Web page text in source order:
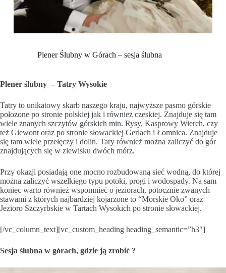
Plener Ślubny w Górach – sesja ślubna
Plener ślubny – Tatry Wysokie
Tatry to unikatowy skarb naszego kraju, najwyższe pasmo górskie
położone po stronie polskiej jak i również czeskiej. Znajduje się tam
wiele znanych szczytów górskich min. Rysy, Kasprowy Wierch, czy
też Giewont oraz po stronie słowackiej Gerlach i Łomnica. Znajduje
się tam wiele przełęczy i dolin. Tary również można zaliczyć do gór
znajdujących się w zlewisku dwóch mórz.
Przy okazji posiadają one mocno rozbudowaną sieć wodną, do której
można zaliczyć wszelkiego typu potoki, progi i wodospady. Na sam
koniec warto również wspomnieć o jeziorach, potocznie zwanych
stawami z których najbardziej kojarzone to “Morskie Oko” oraz
Jezioro Szczyrbskie w Tartach Wysokich po stronie słowackiej.
[/vc_column_text][vc_custom_heading heading_semantic=”h3″]
Sesja ślubna w górach, gdzie ją zrobić ?